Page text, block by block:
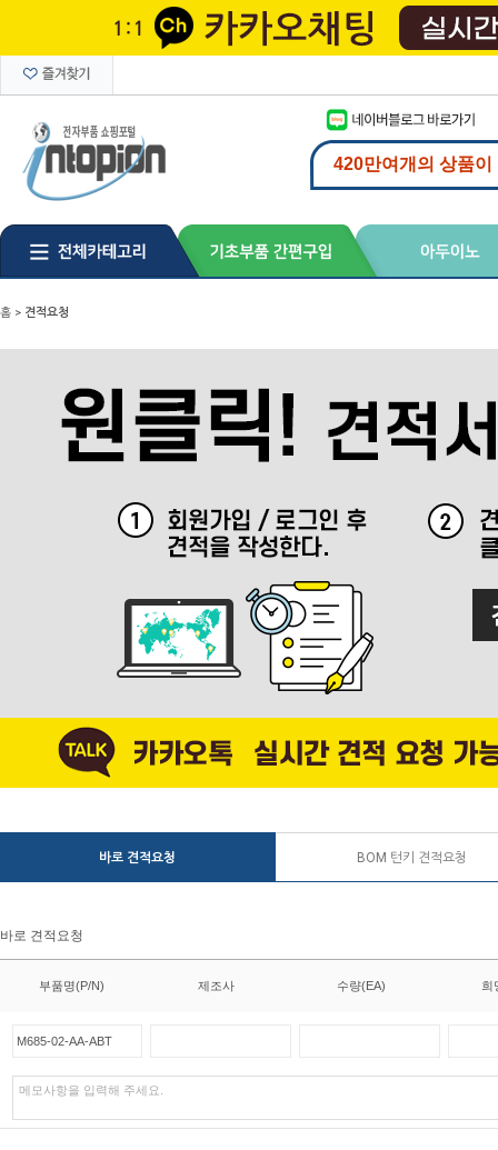
홈 > 견적요청
바로 견적요청 BOM 턴키 견적요청
바로 견적요청
부품명(P/N) 제조사 수량(EA) 희